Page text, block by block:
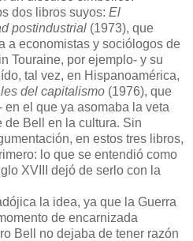
dos libros suyos: El
postindustrial (1973), que
a economistas y sociólogos de
Touraine, por ejemplo- y su
tal vez, en Hispanoamérica,
del capitalismo (1976), que
el que ya asomaba la veta
de Bell en la cultura. Sin
en estos tres libros,
lo que se entendió como
XVIII dejó de serlo con la
la idea, ya que la Guerra
de encarnizada
Bell no dejaba de tener razón